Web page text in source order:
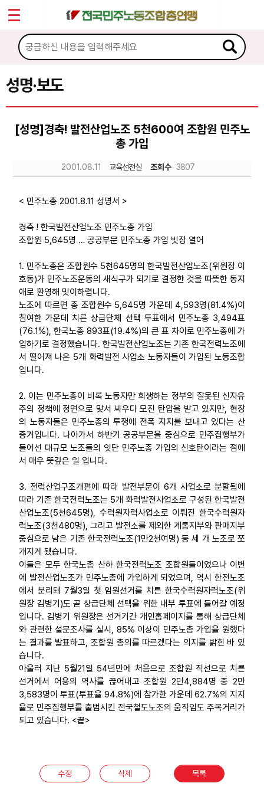
성명·보도
[성명]경축! 발전산업노조 5천600여 조합원 민주노
총 가입
2001.08.11 교육선전실 조회수 3807
< 민주노총 2001.8.11 성명서 >
경축 ! 한국발전산업노조 민주노총 가입
조합원 5,645명 … 공공부문 민주노총 가입 빗장 열어
1. 민주노총은 조합원수 5천645명의 한국발전산업노조(위원장 이
호동)가 민주노조운동의 새식구가 되기로 결정한 것을 따뜻한 동지
애로 환영해 맞이하렵니다.
노조에 따르면 총 조합원수 5,645명 가운데 4,593명(81.4%)이
참여한 가운데 치른 상급단체 선택 투표에서 민주노총 3,494표
(76.1%), 한국노총 893표(19.4%)의 큰 표 차이로 민주노총에 가
입하기로 결정했습니다. 한국발전산업노조는 기존 한국전력노조에
서 떨어져 나온 5개 화력발전 사업소 노동자들이 가입된 노동조합
입니다.
2. 이는 민주노총이 비록 노동자만 희생하는 정부의 잘못된 신자유
주의 정책에 정면으로 맞서 싸우다 모진 탄압을 받고 있지만, 현장
의 노동자들은 민주노총의 투쟁에 전폭 지지를 보내고 있다는 산
증거입니다. 나아가서 하반기 공공부문을 중심으로 민주집행부가
들어선 대규모 노조들의 잇단 민주노총 가입의 신호탄이라는 점에
서 매우 뜻깊은 일 입니다.
3. 전력산업구조개편에 따라 발전부문이 6개 사업소로 분할됨에
따라 기존 한국전력노조는 5개 화력발전사업소로 구성된 한국발전
산업노조(5천645명), 수력원자력사업소로 이뤄진 한국수력원자
력노조(3천480명), 그리고 발전소를 제외한 계통지부와 판매지부
중심으로 남은 기존 한국전력노조(1만2천여명) 등 세 개 노조로 쪼
개지게 됐습니다.
이들은 모두 한국노총 산하 한국전력노조 조합원들이었으나 이번
에 발전산업노조가 민주노총에 가입하게 되었으며, 역시 한전노조
에서 분리돼 7월3일 첫 임원선거를 치른 한국수력원자력노조(위
원장 김병기)도 곧 상급단체 선택을 위한 내부 투표에 들어갈 예정
입니다. 김병기 위원장은 선거기간 개인홈페이지를 통해 상급단체
와 관련한 설문조사를 실시, 85% 이상이 민주노총 가입을 원했다
는 결과를 발표하고, 조합원 총의를 따르겠다는 의지를 밝힌 바 있
습니다.
아울러 지난 5월21일 54년만에 처음으로 조합원 직선으로 치른
선거에서 어용의 역사를 끊어내고 조합원 2만4,884명 중 2만
3,583명이 투표(투표율 94.8%)에 참가한 가운데 62.7%의 지지
율로 민주집행부를 출범시킨 전국철도노조의 움직임도 주목거리가
되고 있습니다. <끝>
수정 삭제 목록
마이페이지
소개
소식
공지사항
성명·보도
자료
업무
Sketchbook5, 스케치북5
Sketchbook5, 스케치북5